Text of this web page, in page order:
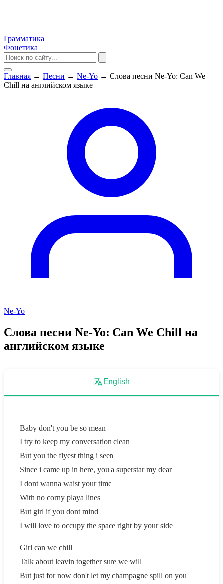
Грамматика
Фонетика
Главная → Песни → Ne-Yo → Слова песни Ne-Yo: Can We
Chill на английском языке
Ne-Yo
Слова песни Ne-Yo: Can We Chill на
английском языке
English
Baby don't you be so mean
I try to keep my conversation clean
But you the flyest thing i seen
Since i came up in here, you a superstar my dear
I dont wanna waist your time
With no corny playa lines
But girl if you dont mind
I will love to occupy the space right by your side
Girl can we chill
Talk about leavin together sure we will
But just for now don't let my champagne spill on you